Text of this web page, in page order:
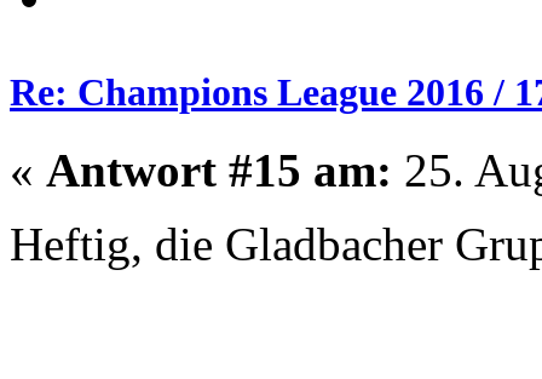
Re: Champions League 2016 /
« Antwort #15 am: 25.
Heftig, die Gladbacher